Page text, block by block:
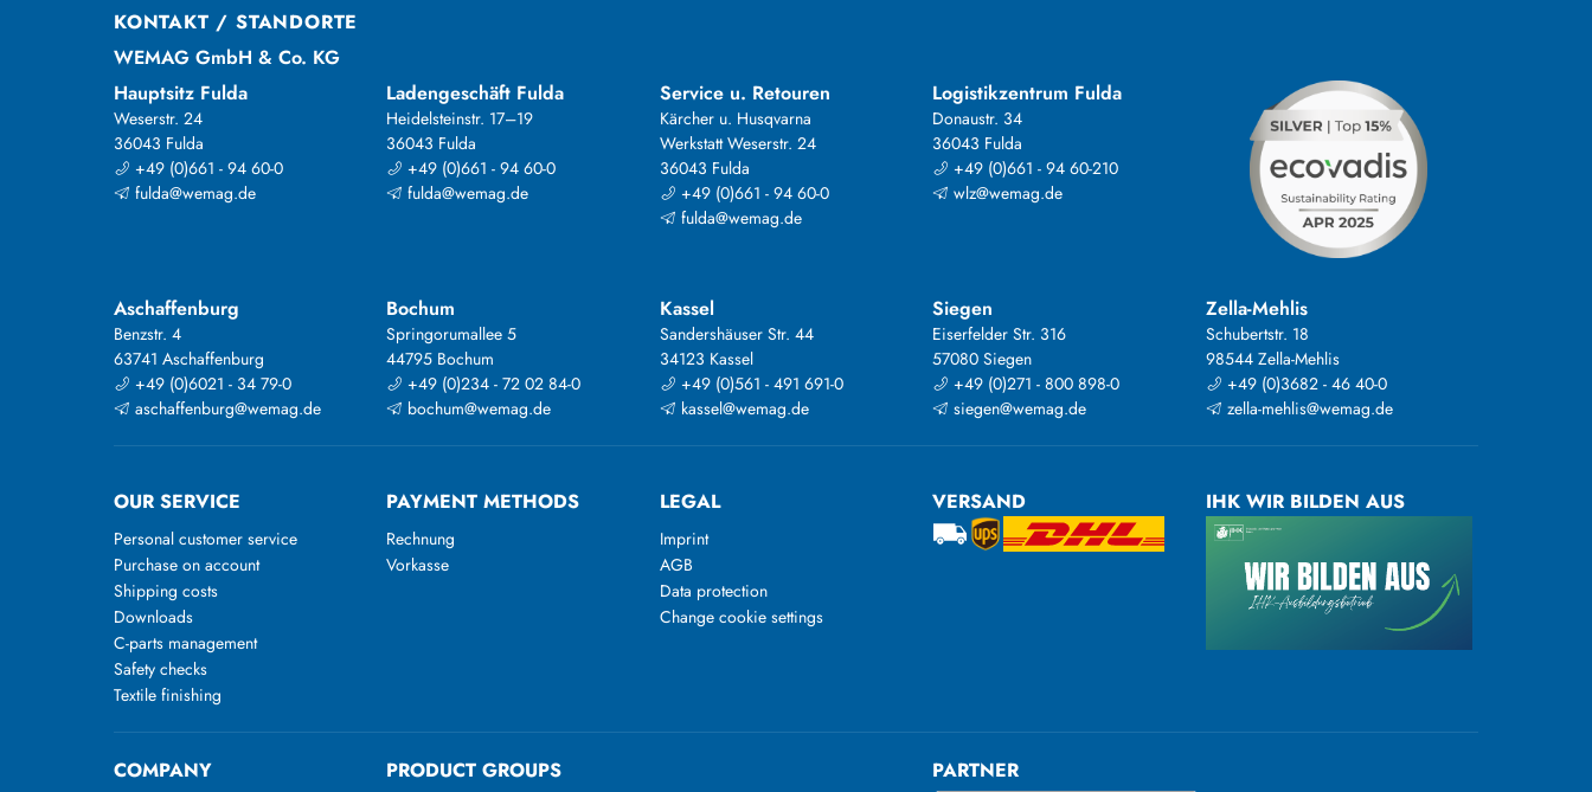
KONTAKT / STANDORTE
WEMAG GmbH & Co. KG
Hauptsitz Fulda
Weserstr. 24
36043 Fulda
+49 (0)661 - 94 60-0
fulda@wemag.de
Ladengeschäft Fulda
Heidelsteinstr. 17–19
36043 Fulda
+49 (0)661 - 94 60-0
fulda@wemag.de
Service u. Retouren
Kärcher u. Husqvarna
Werkstatt Weserstr. 24
36043 Fulda
+49 (0)661 - 94 60-0
fulda@wemag.de
Logistikzentrum Fulda
Donaustr. 34
36043 Fulda
+49 (0)661 - 94 60-210
wlz@wemag.de
Aschaffenburg
Benzstr. 4
63741 Aschaffenburg
+49 (0)6021 - 34 79-0
aschaffenburg@wemag.de
Bochum
Springorumallee 5
44795 Bochum
+49 (0)234 - 72 02 84-0
bochum@wemag.de
Kassel
Sandershäuser Str. 44
34123 Kassel
+49 (0)561 - 491 691-0
kassel@wemag.de
Siegen
Eiserfelder Str. 316
57080 Siegen
+49 (0)271 - 800 898-0
siegen@wemag.de
Zella-Mehlis
Schubertstr. 18
98544 Zella-Mehlis
+49 (0)3682 - 46 40-0
zella-mehlis@wemag.de
OUR SERVICE
Personal customer service
Purchase on account
Shipping costs
Downloads
C-parts management
Safety checks
Textile finishing
PAYMENT METHODS
Rechnung
Vorkasse
LEGAL
Imprint
AGB
Data protection
Change cookie settings
VERSAND IHK WIR BILDEN AUS
COMPANY PRODUCT GROUPS PARTNER